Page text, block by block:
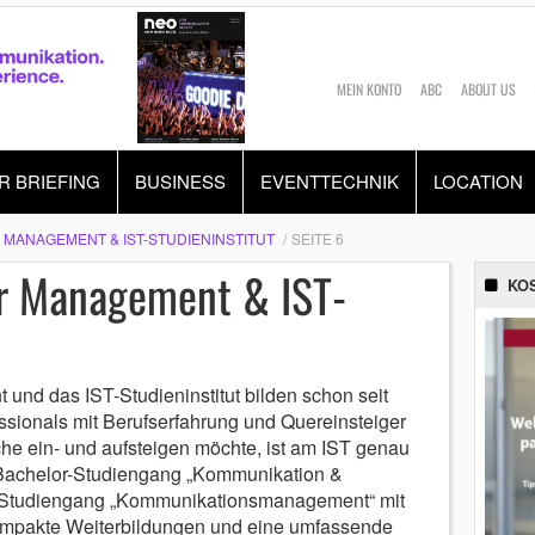
MEIN KONTO ABC ABOUT US
BRIEFING BUSINESS EVENTTECHNIK LOCATION
& IST-STUDIENINSTITUT SEITE 6
& IST-
das IST-Studieninstitut bilden schon seit
mit Berufserfahrung und Quereinsteiger
ein- und aufsteigen möchte, ist am IST genau
Studiengang „Kommunikation &
„Kommunikationsmanagement“ mit
Weiterbildungen und eine umfassende